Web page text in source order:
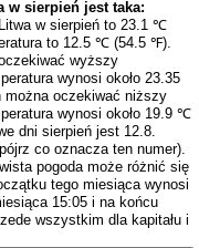
w sierpień jest taka:
w sierpień to 23.1 ℃
to 12.5 ℃ (54.5 ℉).
wyższy
wynosi około 23.35
oczekiwać niższy
wynosi około 19.9 ℃
dni sierpień jest 12.8.
co oznacza ten numer).
pogoda może różnić się
tego miesiąca wynosi
15:05 i na końcu
wszystkim dla kapitału i